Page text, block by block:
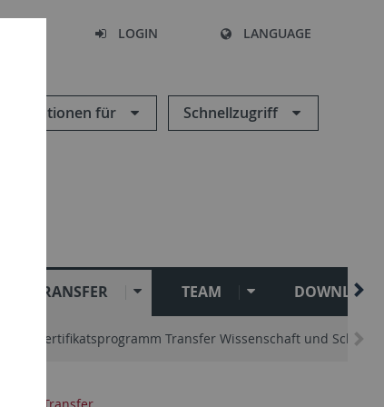
LOGIN LANGUAGE
Informationen für Schnellzugriff
TRANSFER TEAM
Zertifikatsprogramm Transfer Wissenschaft und Schule
Lehr:Transfer